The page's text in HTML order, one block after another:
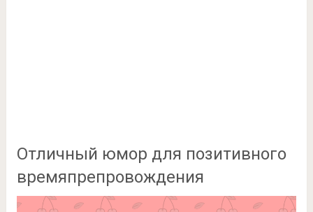
Отличный юмор для позитивного
времяпрепровождения